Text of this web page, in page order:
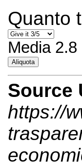
Quanto
Media 2.8
Aliquota
Source
https://